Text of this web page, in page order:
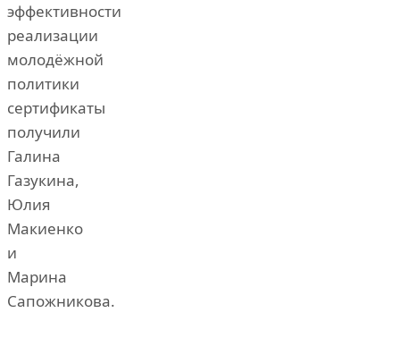
эффективности
реализации
молодёжной
политики
сертификаты
получили
Галина
Газукина,
Юлия
Макиенко
и
Марина
Сапожникова.